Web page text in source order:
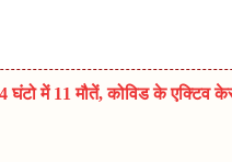
में 11 मौतें, कोविड के एक्टिव